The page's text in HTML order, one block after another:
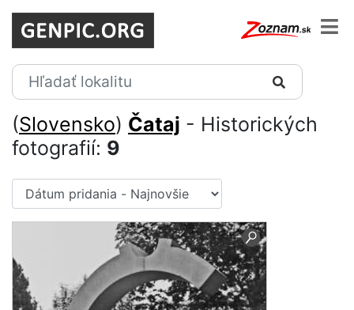
(Slovensko) Čataj - Historických
fotografií: 9